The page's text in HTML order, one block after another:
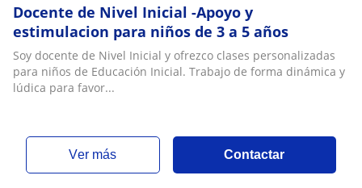
Docente de Nivel Inicial -Apoyo y
estimulacion para niños de 3 a 5 años
Soy docente de Nivel Inicial y ofrezco clases personalizadas
para niños de Educación Inicial. Trabajo de forma dinámica y
lúdica para favor...
ver más Contactar